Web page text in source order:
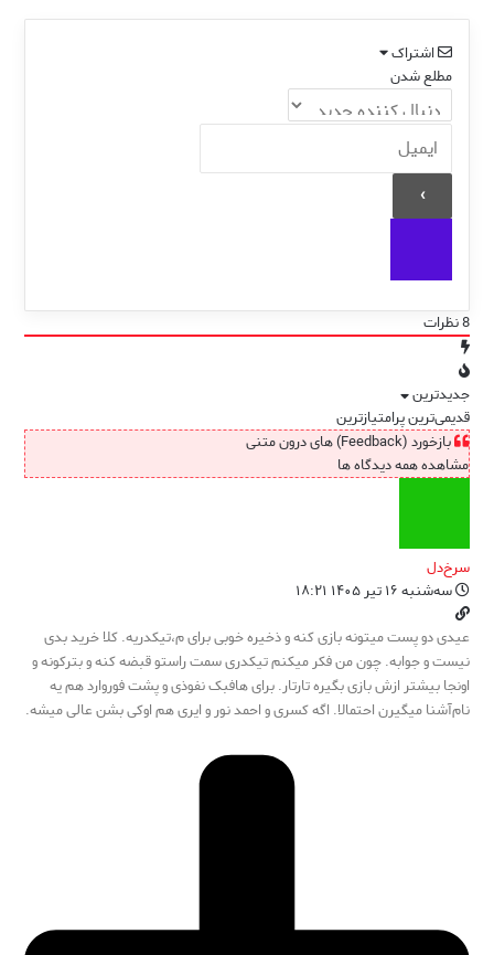
اشتراک
مطلع شدن
8نظرات
جدیدترین
قدیمی‌ترینپرامتیازترین
بازخورد (Feedback) های درون متنی
مشاهده همه دیدگاه ها
سرخ‌دل
سه‌شنبه ۱۶ تیر ۱۴۰۵ ۱۸:۲۱
عیدی دو پست میتونه بازی کنه و ذخیره خوبی برای م،تیکدریه. کلا خرید بدی
نیست و جوابه. چون من فکر میکنم تیکدری سمت راستو قبضه کنه و بترکونه و
اونجا بیشتر ازش بازی بگیره تارتار. برای هافبک نفوذی و پشت فوروارد هم یه
نام‌آشنا میگیرن احتمالا. اگه کسری و احمد نور و ایری هم اوکی بشن عالی میشه.